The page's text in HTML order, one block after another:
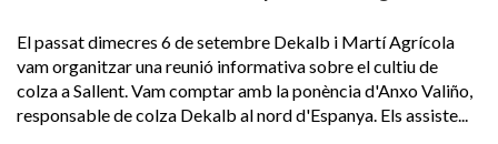
El passat dimecres 6 de setembre Dekalb i Martí Agrícola
vam organitzar una reunió informativa sobre el cultiu de
colza a Sallent. Vam comptar amb la ponència d'Anxo Valiño,
responsable de colza Dekalb al nord d'Espanya. Els assiste...